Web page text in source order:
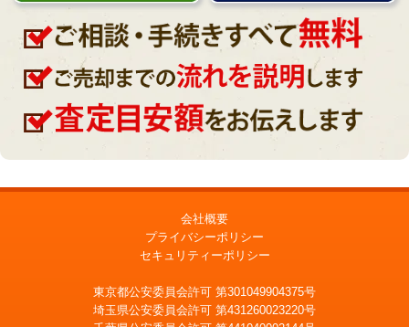
会社概要
プライバシーポリシー
セキュリティーポリシー
東京都公安委員会許可 第301049904375号
埼玉県公安委員会許可 第431260023220号